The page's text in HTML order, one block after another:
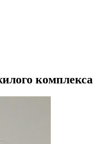
комплекса